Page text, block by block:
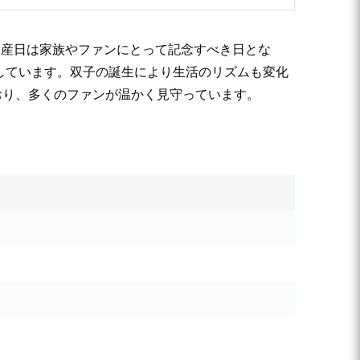
日は家族やファンにとって記念すべき日とな
います。双子の誕生により生活のリズムも変化
、多くのファンが温かく見守っています。